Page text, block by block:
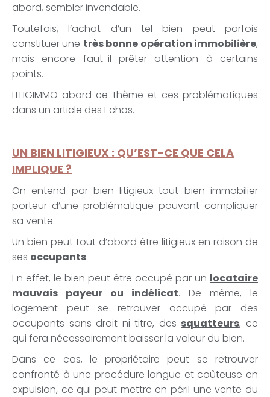
abord, sembler invendable.
Toutefois, l’achat d’un tel bien peut parfois
constituer une très bonne opération immobilière,
mais encore faut-il prêter attention à certains
points.
LITIGIMMO abord ce thème et ces problématiques
dans un article des Echos.
UN BIEN LITIGIEUX : QU’EST-CE QUE CELA
IMPLIQUE ?
On entend par bien litigieux tout bien immobilier
porteur d’une problématique pouvant compliquer
sa vente.
Un bien peut tout d’abord être litigieux en raison de
ses occupants.
En effet, le bien peut être occupé par un locataire
mauvais payeur ou indélicat. De même, le
logement peut se retrouver occupé par des
occupants sans droit ni titre, des squatteurs, ce
qui fera nécessairement baisser la valeur du bien.
Dans ce cas, le propriétaire peut se retrouver
confronté à une procédure longue et coûteuse en
expulsion, ce qui peut mettre en péril une vente du